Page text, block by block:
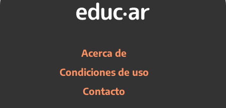
Acerca de
Condiciones de uso
Contacto